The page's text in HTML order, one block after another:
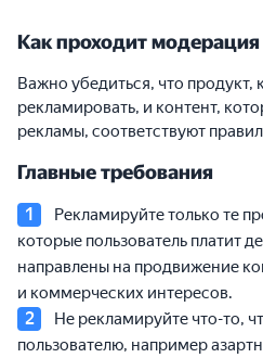
Как проходит модерация
Важно убедиться, что продукт,
рекламировать, и контент,
рекламы, соответствуют
Главные требования
Рекламируйте только те
которые пользователь платит
направлены на продвижение
и коммерческих интересов.
Не рекламируйте что-то,
пользователю, например